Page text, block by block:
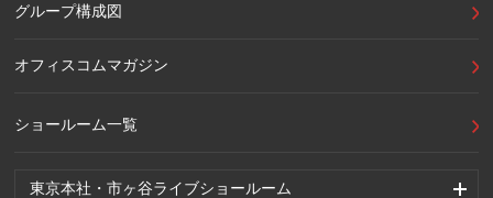
東京本社・市ヶ谷ライブショールーム
グループ構成図
オフィスコムマガジン
ショールーム一覧